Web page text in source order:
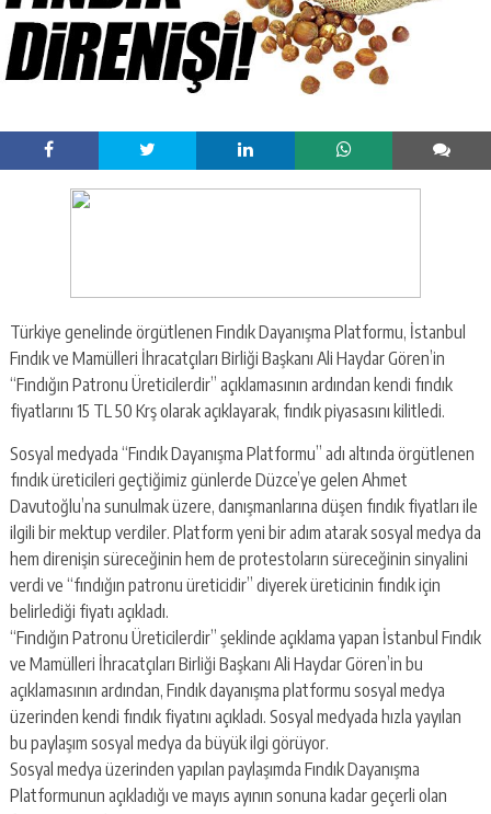
Türkiye genelinde örgütlenen Fındık Dayanışma Platformu, İstanbul
Fındık ve Mamülleri İhracatçıları Birliği Başkanı Ali Haydar Gören’in
“Fındığın Patronu Üreticilerdir” açıklamasının ardından kendi fındık
fiyatlarını 15 TL 50 Krş olarak açıklayarak, fındık piyasasını kilitledi.
Sosyal medyada “Fındık Dayanışma Platformu” adı altında örgütlenen
fındık üreticileri geçtiğimiz günlerde Düzce’ye gelen Ahmet
Davutoğlu’na sunulmak üzere, danışmanlarına düşen fındık fiyatları ile
ilgili bir mektup verdiler. Platform yeni bir adım atarak sosyal medya da
hem direnişin süreceğinin hem de protestoların süreceğinin sinyalini
verdi ve “fındığın patronu üreticidir” diyerek üreticinin fındık için
belirlediği fiyatı açıkladı.
“Fındığın Patronu Üreticilerdir” şeklinde açıklama yapan İstanbul Fındık
ve Mamülleri İhracatçıları Birliği Başkanı Ali Haydar Gören’in bu
açıklamasının ardından, Fındık dayanışma platformu sosyal medya
üzerinden kendi fındık fiyatını açıkladı. Sosyal medyada hızla yayılan
bu paylaşım sosyal medya da büyük ilgi görüyor.
Sosyal medya üzerinden yapılan paylaşımda Fındık Dayanışma
Platformunun açıkladığı ve mayıs ayının sonuna kadar geçerli olan